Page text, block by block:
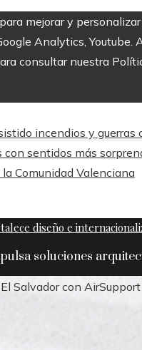
mejorar y
Analytics,
consultar nuestra
incendios y
sentidos más
Comunidad Valenciana
soluciones
Salvador con AirSupport